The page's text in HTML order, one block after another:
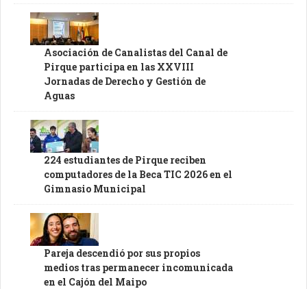
Asociación de Canalistas del Canal de
Pirque participa en las XXVIII
Jornadas de Derecho y Gestión de
Aguas
224 estudiantes de Pirque reciben
computadores de la Beca TIC 2026 en el
Gimnasio Municipal
Pareja descendió por sus propios
medios tras permanecer incomunicada
en el Cajón del Maipo